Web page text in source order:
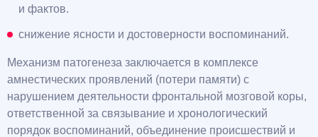
и фактов.
снижение ясности и достоверности воспоминаний.
Механизм патогенеза заключается в комплексе
амнестических проявлений (потери памяти) с
нарушением деятельности фронтальной мозговой коры,
ответственной за связывание и хронологический
порядок воспоминаний, объединение происшествий и